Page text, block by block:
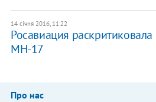
14 січня 2016, 11:22
Росавиация
МН-17
Про нас